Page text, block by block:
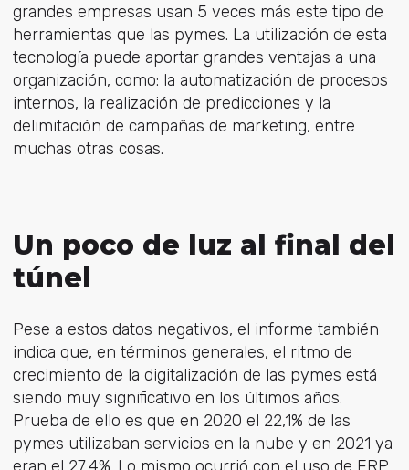
grandes empresas usan 5 veces más este tipo de
herramientas que las pymes. La utilización de esta
tecnología puede aportar grandes ventajas a una
organización, como: la automatización de procesos
internos, la realización de predicciones y la
delimitación de campañas de marketing, entre
muchas otras cosas.
Un poco de luz al final del
túnel
Pese a estos datos negativos, el informe también
indica que, en términos generales, el ritmo de
crecimiento de la digitalización de las pymes está
siendo muy significativo en los últimos años.
Prueba de ello es que en 2020 el 22,1% de las
pymes utilizaban servicios en la nube y en 2021 ya
eran el 27,4%. Lo mismo ocurrió con el uso de ERP,